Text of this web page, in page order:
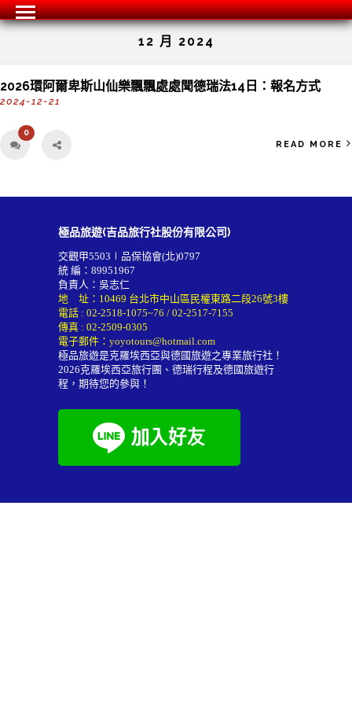
12 月 2024
2026環阿爾卑斯山仙樂飄飄處處聞德瑞法14日：報名方式
2024-12-21
0
READ MORE
極品旅遊(吉品旅行社股份有限公司)
交觀甲5503∣品保協會(北)0797
統 編：89951967
負責人：吳志仁
地 址：10469 台北市中山區民權東路二段26號3樓
電話 : 02-2518-1075~76 / 02-2517-7155
傳真 : 02-2509-0305
電子郵件： yoyotours@hotmail.com
極品旅遊是克羅埃西亞與德國旅遊之專業旅行社！
2026克羅埃西亞旅行團 、德瑞行程及德國旅遊行
程 ，期待您的參與！